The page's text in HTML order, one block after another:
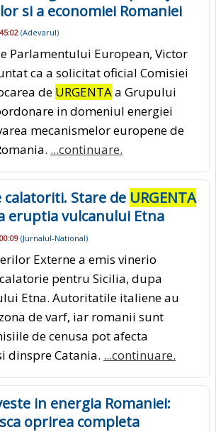
si a economiei Romaniei
(Adevarul)
Parlamentului European, Victor
ca a solicitat oficial Comisiei
de URGENTAa Grupului
in domeniul energiei
mecanismelor europene de
...continuare.
Stare de URGENTA
eruptia vulcanului Etna
(Jurnalul-National)
Externe a emis vinerio
pentru Sicilia, dupa
Etna. Autoritatile italiene au
de varf, iar romanii sunt
de cenusa pot afecta
dinspre Catania. ...continuare.
in energia Romaniei:
oprirea completa